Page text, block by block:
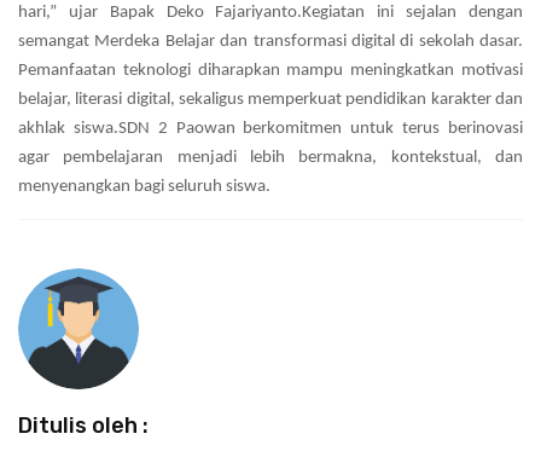
hari,” ujar Bapak Deko Fajariyanto.Kegiatan ini sejalan dengan
semangat Merdeka Belajar dan transformasi digital di sekolah dasar.
Pemanfaatan teknologi diharapkan mampu meningkatkan motivasi
belajar, literasi digital, sekaligus memperkuat pendidikan karakter dan
akhlak siswa.SDN 2 Paowan berkomitmen untuk terus berinovasi
agar pembelajaran menjadi lebih bermakna, kontekstual, dan
menyenangkan bagi seluruh siswa.
Ditulis oleh :